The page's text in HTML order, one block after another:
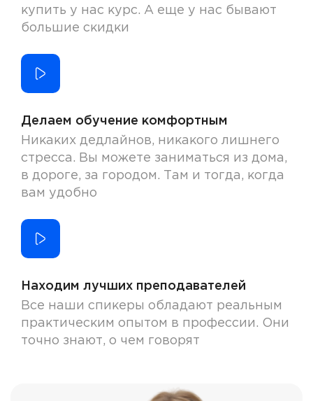
купить у нас курс. А еще у нас бывают
большие скидки
Делаем обучение комфортным
Никаких дедлайнов, никакого лишнего
стресса. Вы можете заниматься из дома,
в дороге, за городом. Там и тогда, когда
вам удобно
Находим лучших преподавателей
Все наши спикеры обладают реальным
практическим опытом в профессии. Они
точно знают, о чем говорят